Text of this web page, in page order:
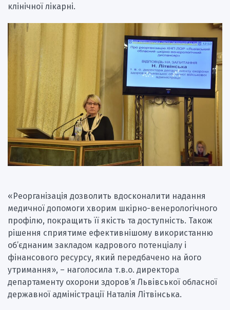
клінічної лікарні.
«Реорганізація дозволить вдосконалити надання
медичної допомоги хворим шкірно-венерологічного
профілю, покращить її якість та доступність. Також
рішення сприятиме ефективнішому використанню
об’єднаним закладом кадрового потенціалу і
фінансового ресурсу, який передбачено на його
утримання», – наголосила т.в.о. директора
департаменту охорони здоров’я Львівської обласної
державної адміністрації Наталія Літвінська.